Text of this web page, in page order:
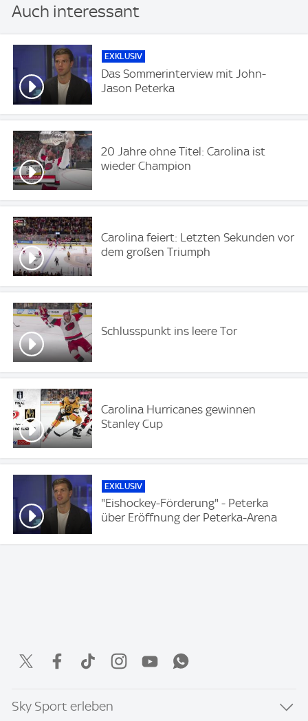
Auch interessant
EXKLUSIV
Das Sommerinterview mit John-
Jason Peterka
20 Jahre ohne Titel: Carolina ist
wieder Champion
Carolina feiert: Letzten Sekunden vor
dem großen Triumph
Schlusspunkt ins leere Tor
Carolina Hurricanes gewinnen
Stanley Cup
EXKLUSIV
"Eishockey-Förderung" - Peterka
über Eröffnung der Peterka-Arena
Sky Sport erleben